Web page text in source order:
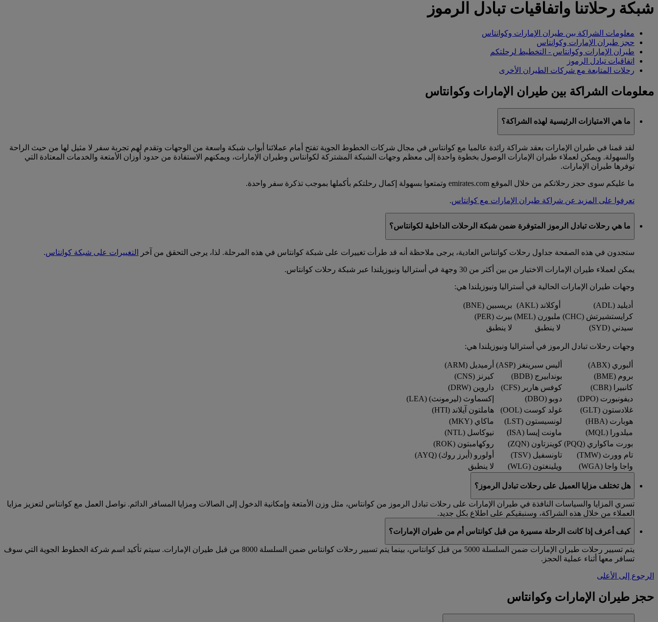
شبكة رحلاتنا واتفاقيات تبادل الرموز
معلومات الشراكة بين طيران الإمارات وكوانتاس
حجز طيران الإمارات وكوانتاس
طيران الإمارات وكوانتاس - التخطيط لرحلتكم
اتفاقيات تبادل الرموز
رحلات المتابعة مع شركات الطيران الأخرى
معلومات الشراكة بين طيران الإمارات وكوانتاس
ما هي الامتيازات الرئيسية لهذه الشراكة؟
لقد قمنا في طيران الإمارات بعقد شراكة رائدة عالميا مع كوانتاس في مجال شركات الخطوط الجوية تفتح أمام عملائنا أبواب شبكة واسعة من الوجهات وتقدم لهم تجربة سفر لا مثيل لها من حيث الراحة
والسهولة. ويمكن لعملاء طيران الإمارات الوصول بخطوة واحدة إلى معظم وجهات الشبكة المشتركة لكوانتاس وطيران الإمارات، ويمكنهم الاستفادة من حدود أوزان الأمتعة والخدمات المعتادة التي
توفرها طيران الإمارات.
ما عليكم سوى حجز رحلاتكم من خلال الموقع emirates.com وتمتعوا بسهولة إكمال رحلتكم بأكملها بموجب تذكرة سفر واحدة.
تعرفوا على المزيد عن شراكة طيران الإمارات مع كوانتاس.
ما هي رحلات تبادل الرموز المتوفرة ضمن شبكة الرحلات الداخلية لكوانتاس؟
ستجدون في هذه الصفحة جداول رحلات كوانتاس العادية، يرجى ملاحظة أنه قد طرأت تغييرات على شبكة كوانتاس في هذه المرحلة. لذا، يرجى التحقق من آخر التغييرات على شبكة كوانتاس.
يمكن لعملاء طيران الإمارات الاختيار من بين أكثر من 30 وجهة في أستراليا ونيوزيلندا عبر شبكة رحلات كوانتاس.
وجهات طيران الإمارات الحالية في أستراليا ونيوزيلندا هي:
أديليد (ADL) أوكلاند (AKL)
بريسبين (BNE)
كرايستشيرتش (CHC)
ملبورن (MEL)
بيرث (PER)
سيدني (SYD)
لا ينطبق لا ينطبق
وجهات رحلات تبادل الرموز في أستراليا ونيوزيلندا هي:
ألبوري (ABX) أليس سبرينغز (ASP)
أرميديل (ARM)
بروم (BME)
بوندابيرج (BDB)
كيرنز (CNS)
كانبيرا (CBR)
كوفس هاربر (CFS)
داروين (DRW)
ديفونبورت (DPO)
دوبو (DBO)
إكسماوث (ليرمونث) (LEA)
غلادستون (GLT)
غولد كوست (OOL)
هاملتون آيلاند (HTI)
هوبارت (HBA)
لونسيستون (LST)
ماكاي (MKY)
ميلدورا (MQL)
ماونت إيسا (ISA)
نيوكاسل (NTL)
بورت ماكواري (PQQ)
كوينزتاون (ZQN)
روكهامبتون (ROK)
تام وورث (TMW)
تاونسفيل (TSV)
أولورو (أيرز روك) (AYQ)
واجا واجا (WGA)
ويلينغتون (WLG) لا ينطبق
هل تختلف مزايا العميل على رحلات تبادل الرموز؟
تسري المزايا والسياسات النافذة في طيران الإمارات على رحلات تبادل الرموز من كوانتاس، مثل وزن الأمتعة وإمكانية الدخول إلى الصالات ومزايا المسافر الدائم. نواصل العمل مع كوانتاس لتعزيز مزايا
العملاء من خلال هذه الشراكة، وسنبقيكم على اطلاع بكل جديد.
كيف أعرف إذا كانت الرحلة مسيرة من قبل كوانتاس أم من طيران الإمارات؟
يتم تسيير رحلات طيران الإمارات ضمن السلسلة 5000 من قبل كوانتاس، بينما يتم تسيير رحلات كوانتاس ضمن السلسلة 8000 من قبل طيران الإمارات. سيتم تأكيد اسم شركة الخطوط الجوية التي سوف
تسافر معها أثناء عملية الحجز.
الرجوع إلى الأعلى
حجز طيران الإمارات وكوانتاس